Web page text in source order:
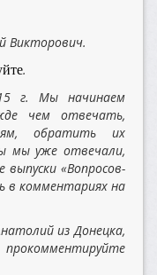
Викторович.
.
г. Мы начинаем
чем отвечать,
обратить их
мы уже отвечали,
«Вопросов-
комментариях на
из Донецка,